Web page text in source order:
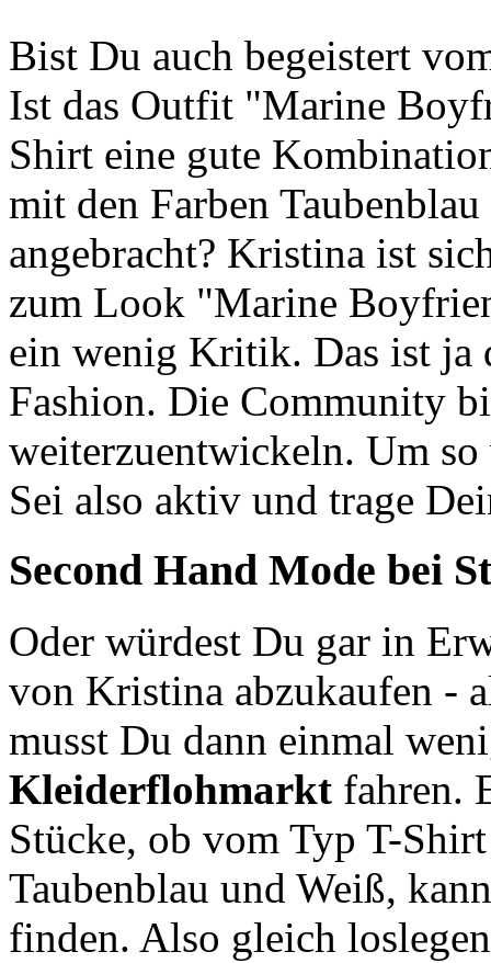
Bist Du auch begeistert
Ist das Outfit "Marine
Shirt eine gute
mit den Farben
angebracht? Kristina ist
zum Look "Marine
ein wenig Kritik. Das ist ja
Fashion. Die Community
weiterzuentwickeln. Um
Sei also aktiv und trage
Second Hand Mode bei
Oder würdest Du gar in
von Kristina abzukaufen -
musst Du dann einmal
Kleiderflohmarkt fahren.
Stücke, ob vom Typ T-
Taubenblau und Weiß,
finden. Also gleich